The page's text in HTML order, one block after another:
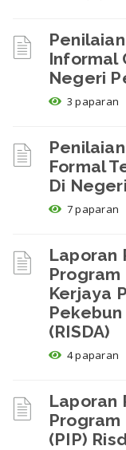
Informal
Negeri
3 paparan
Formal
Di
7 paparan
Laporan
Program
Kerjaya
(RISDA)
4 paparan
Laporan
(PIP)